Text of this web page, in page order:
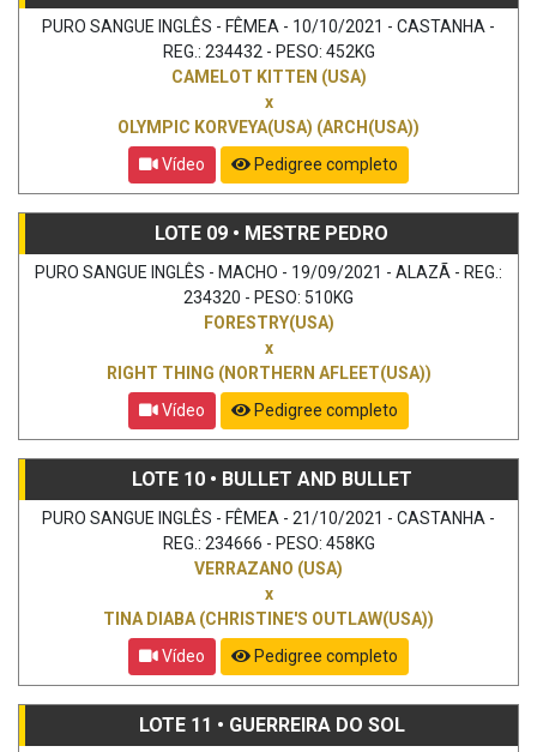
PURO SANGUE INGLÊS - FÊMEA - 10/10/2021 - CASTANHA -
REG.: 234432 - PESO: 452KG
CAMELOT KITTEN (USA)
x
OLYMPIC KORVEYA(USA) (ARCH(USA))
Vídeo
Pedigree completo
LOTE 09 • MESTRE PEDRO
PURO SANGUE INGLÊS - MACHO - 19/09/2021 - ALAZÃ - REG.:
234320 - PESO: 510KG
FORESTRY(USA)
x
RIGHT THING (NORTHERN AFLEET(USA))
Vídeo
Pedigree completo
LOTE 10 • BULLET AND BULLET
PURO SANGUE INGLÊS - FÊMEA - 21/10/2021 - CASTANHA -
REG.: 234666 - PESO: 458KG
VERRAZANO (USA)
x
TINA DIABA (CHRISTINE'S OUTLAW(USA))
Vídeo
Pedigree completo
LOTE 11 • GUERREIRA DO SOL